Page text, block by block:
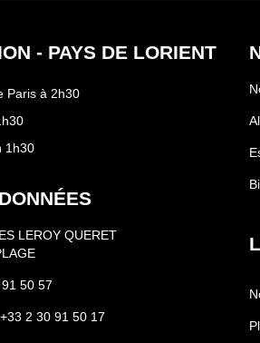
- PAYS DE LORIENT
Paris à 2h30
1h30
LEROY QUERET
50 57
2 30 91 50 17